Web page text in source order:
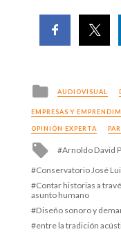
Posted
in
AUDIOVISUAL
EMPRESAS Y
OPINIÓN EXPERTA
Tagged
with
Arnoldo David
Conservatorio José
Contar historias a
asunto humano
Diseño sonoro y
entre la tradición